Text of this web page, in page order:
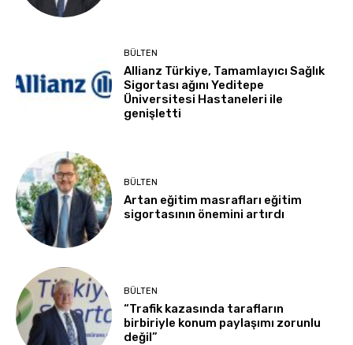
BÜLTEN
Allianz Türkiye, Tamamlayıcı Sağlık
Sigortası ağını Yeditepe
Üniversitesi Hastaneleri ile
genişletti
BÜLTEN
Artan eğitim masrafları eğitim
sigortasının önemini artırdı
BÜLTEN
“Trafik kazasında tarafların
birbiriyle konum paylaşımı zorunlu
değil”